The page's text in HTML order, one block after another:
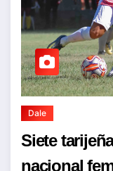
Dale
Siete
nacional